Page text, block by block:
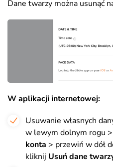
Dane twarzy można usunąć
W aplikacji internetowej:
Usuwanie własnych
w lewym dolnym rogu
konta > przewiń w dół
kliknij Usuń dane